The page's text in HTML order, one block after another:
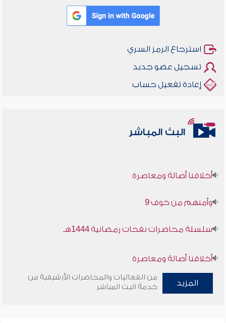
استرجاع الرمز السري
تسجيل عضو جديد
إعادة تفعيل حساب
البث المباشر
أخلاقنا أصالة ومعاصرة
وأمنهم من خوف 9
سلسلة محاضرات نفحات رمضانية 1444هـ
أخلاقنا أصالة ومعاصرة
وأمنهم من خوف 9
المزيد
من الفعاليات والمحاضرات الأرشيفية من
خدمة البث المباشر